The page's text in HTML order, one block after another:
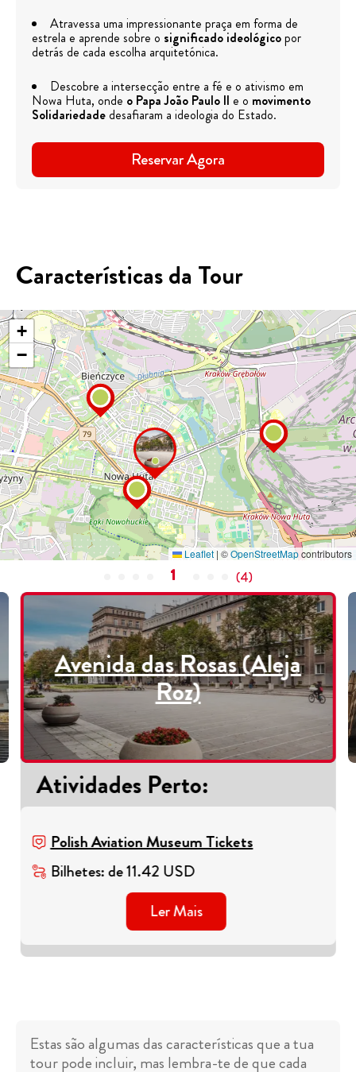
Atravessa uma impressionante praça em forma de
estrela e aprende sobre o significado ideológicopor
detrás de cada escolha arquitetónica.
Descobre a intersecção entre a fé e o ativismo em
Nowa Huta, onde o Papa João Paulo II e o movimento
Solidariedadedesafiaram a ideologia do Estado.
Reservar Agora
Características da Tour
+
−
Leaflet | ©OpenStreetMapcontributors
1 (4)
Avenida das Rosas (Aleja
Roz)
Atividades Perto:
Polish Aviation Museum Tickets
Bilhetes:de11.42 USD
Ler Mais
Estas são algumas das características que a tua
tour pode incluir, mas lembra-te de que cada